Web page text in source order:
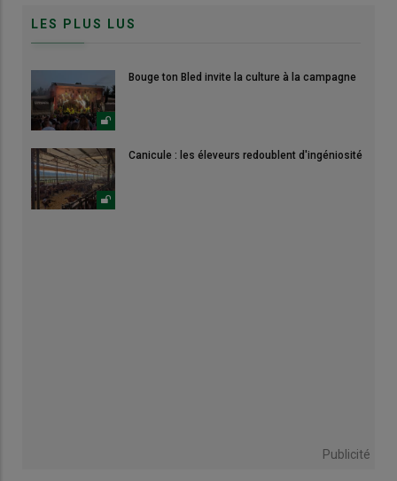
LES PLUS LUS
Bouge ton Bled invite la culture à la campagne
Canicule : les éleveurs redoublent d'ingéniosité
Publicité